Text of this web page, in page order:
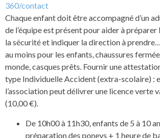
360/contact
Chaque enfant doit être accompagné d’un
de l’équipe est présent pour aider à préparer
la sécurité et indiquer la direction à
au moins pour les enfants, chaussures
monde, casques prêts. Fournir une
type Individuelle Accident (extra-scolaire) :
l’association peut délivrer une licence verte
(10,00 €).
De 10h00 à 11h30, enfants de 5 à 10
préparation des poneys + 1 heure de